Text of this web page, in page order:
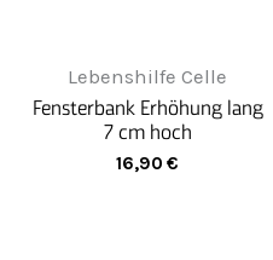
Lebenshilfe Celle
Fensterbank Erhöhung lang
7 cm hoch
16,90 €